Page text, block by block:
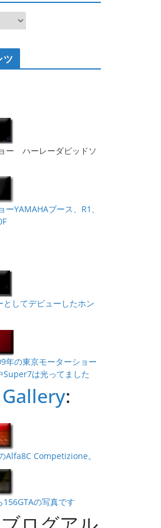
ツ
ー ハーレーダビッドソ
YAMAHAブース、R1、
してデビューしたホン
年の東京モーターショー
Super7は光ってました
:
Alfa8C Competizione。
の写真です